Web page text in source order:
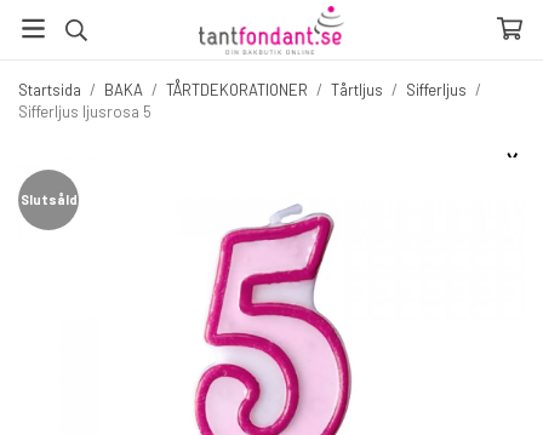
Startsida / BAKA / TÅRTDEKORATIONER / Tårtljus / Sifferljus /
Sifferljus ljusrosa 5
☓
Slutsåld